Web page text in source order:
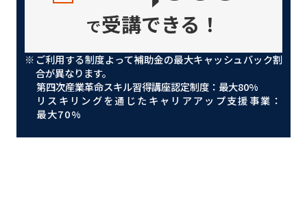
で受講できる！
※ ご利用する制度よって補助金の最大キャッシュバック割
合が異なります。
第四次産業革命スキル習得講座認定制度：最大80%
リスキリングを通じたキャリアアップ支援事業：
最大70%